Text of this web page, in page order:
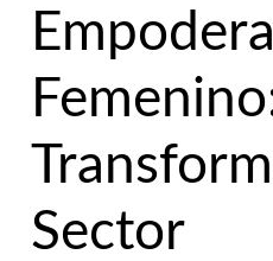
Sector